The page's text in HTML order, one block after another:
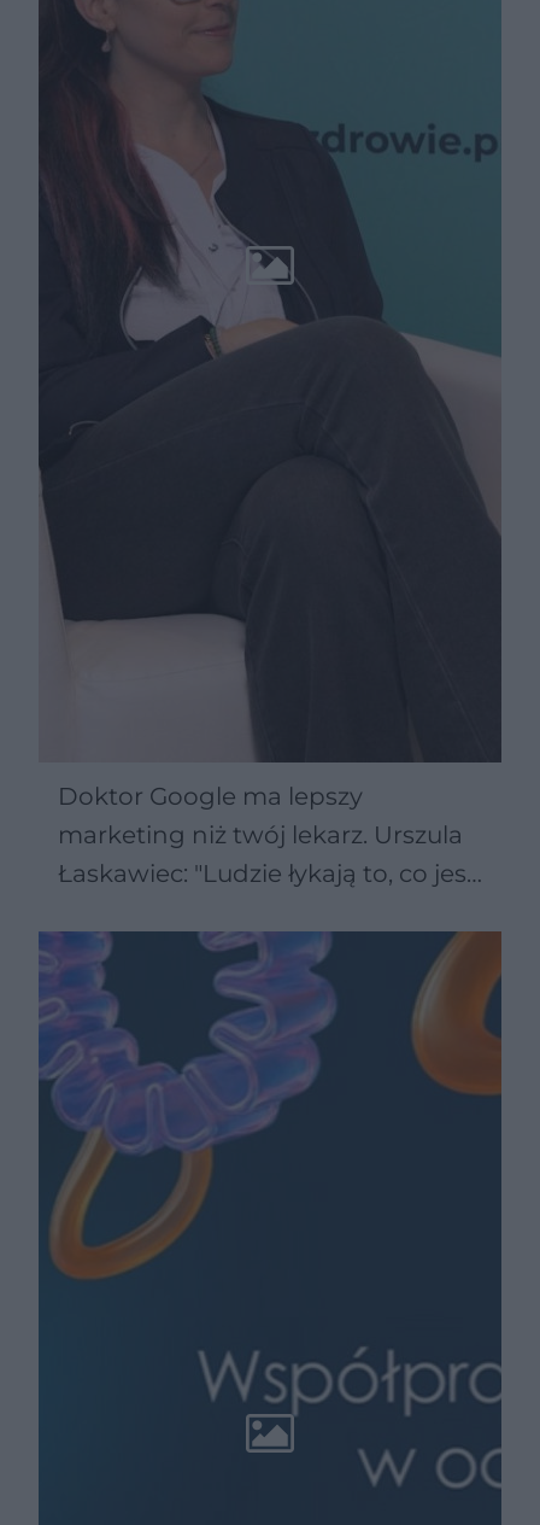
Doktor Google ma lepszy
marketing niż twój lekarz. Urszula
Łaskawiec: "Ludzie łykają to, co jest